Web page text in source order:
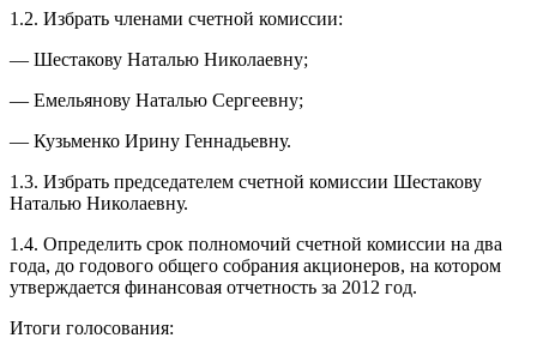
1.2. Избрать членами счетной комиссии:
— Шестакову Наталью Николаевну;
— Емельянову Наталью Сергеевну;
— Кузьменко Ирину Геннадьевну.
1.3. Избрать председателем счетной комиссии Шестакову
Наталью Николаевну.
1.4. Определить срок полномочий счетной комиссии на два
года, до годового общего собрания акционеров, на котором
утверждается финансовая отчетность за 2012 год.
Итоги голосования: